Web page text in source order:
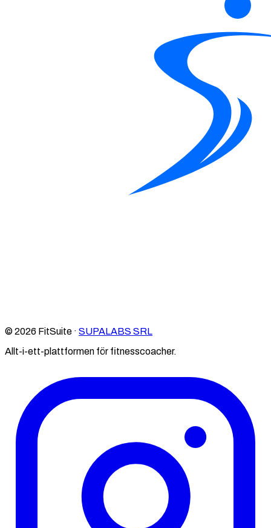
© 2026 FitSuite · SUPALABS SRL
Allt-i-ett-plattformen för fitnesscoacher.